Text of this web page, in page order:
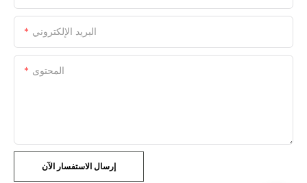
البريد الإلكتروني
المحتوى
إرسال الاستفسار الآن